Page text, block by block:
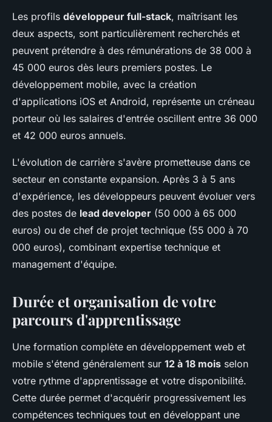
Les profils développeur full-stack, maîtrisant les
deux aspects, sont particulièrement recherchés et
peuvent prétendre à des rémunérations de 38 000 à
45 000 euros dès leurs premiers postes. Le
développement mobile, avec la création
d'applications iOS et Android, représente un créneau
porteur où les salaires d'entrée oscillent entre 36 000
et 42 000 euros annuels.
L'évolution de carrière s'avère prometteuse dans ce
secteur en constante expansion. Après 3 à 5 ans
d'expérience, les développeurs peuvent évoluer vers
des postes de lead developer (50 000 à 65 000
euros) ou de chef de projet technique (55 000 à 70
000 euros), combinant expertise technique et
management d'équipe.
Durée et organisation de votre
parcours d'apprentissage
Une formation complète en développement web et
mobile s'étend généralement sur 12 à 18 mois selon
votre rythme d'apprentissage et votre disponibilité.
Cette durée permet d'acquérir progressivement les
compétences techniques tout en développant une